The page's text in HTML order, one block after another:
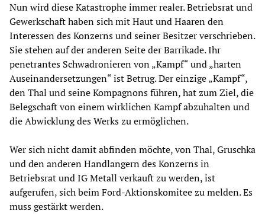
Nun wird diese Katastrophe immer realer. Betriebsrat und
Gewerkschaft haben sich mit Haut und Haaren den
Interessen des Konzerns und seiner Besitzer verschrieben.
Sie stehen auf der anderen Seite der Barrikade. Ihr
penetrantes Schwadronieren von „Kampf“ und „harten
Auseinandersetzungen“ ist Betrug. Der einzige „Kampf“,
den Thal und seine Kompagnons führen, hat zum Ziel, die
Belegschaft von einem wirklichen Kampf abzuhalten und
die Abwicklung des Werks zu ermöglichen.
Wer sich nicht damit abfinden möchte, von Thal, Gruschka
und den anderen Handlangern des Konzerns in
Betriebsrat und IG Metall verkauft zu werden, ist
aufgerufen, sich beim Ford-Aktionskomitee zu melden. Es
muss gestärkt werden.